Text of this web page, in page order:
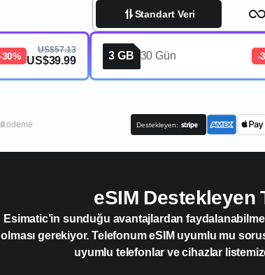
Standart Veri
30%
US$57.13
US$39.99 3 GB 30 Gün -
ödeme Destekleyen:
eSIM Destekleyen
Esimatic’in sunduğu avantajlardan
olması gerekiyor. Telefonum eSIM uyumlu mu
uyumlu telefonlar ve cihazlar